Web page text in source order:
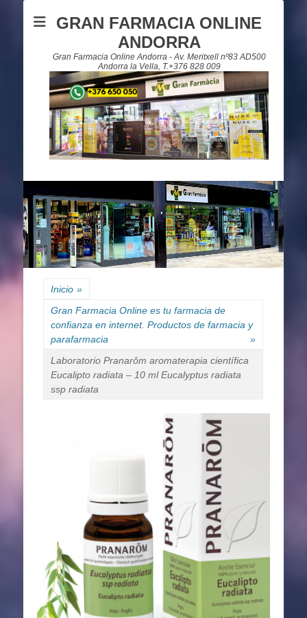
GRAN FARMACIA ONLINE
ANDORRA
Gran Farmacia Online Andorra - Av. Meritxell nº83 AD500
Andorra la Vella, T.+376 828 009
Inicio »
Gran Farmacia Online es tu farmacia de
confianza en internet. Productos de farmacia y
parafarmacia
»
Laboratorio Pranarôm aromaterapia científica
Eucalipto radiata – 10 ml Eucalyptus radiata
ssp radiata